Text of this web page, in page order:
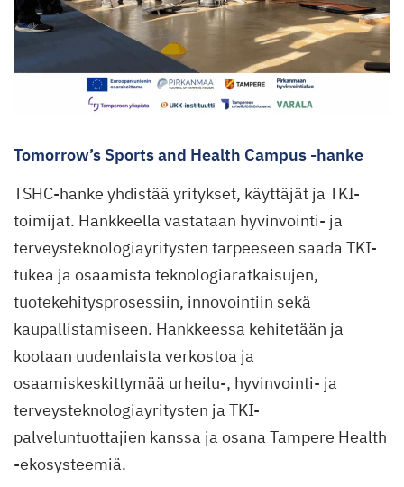
Tomorrow’s Sports and Health Campus -hanke
TSHC-hanke yhdistää yritykset, käyttäjät ja TKI-
toimijat. Hankkeella vastataan hyvinvointi- ja
terveysteknologiayritysten tarpeeseen saada TKI-
tukea ja osaamista teknologiaratkaisujen,
tuotekehitysprosessiin, innovointiin sekä
kaupallistamiseen. Hankkeessa kehitetään ja
kootaan uudenlaista verkostoa ja
osaamiskeskittymää urheilu-, hyvinvointi- ja
terveysteknologiayritysten ja TKI-
palveluntuottajien kanssa ja osana Tampere Health
-ekosysteemiä.